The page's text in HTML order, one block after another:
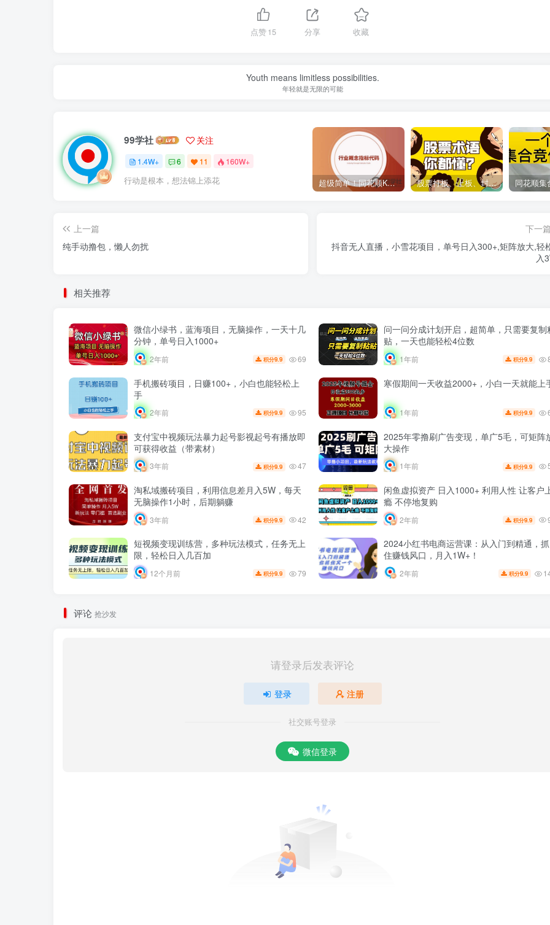
点赞15 分享 收藏
Youth means limitless possibilities.
年轻就是无限的可能
99学社 关注
1.4W+ 6 11 160W+
行动是根本，想法锦上添花 超级简单！同花顺K线界面显示行业概念指标代码图解 股票打板、上板、封板、翘板、炸板是什么意思？炒股你必须懂的暗语！
上一篇
纯手动撸包，懒人勿扰
下一篇
抖音无人直播，小雪花项目，单号日入300+,矩阵放大,轻
入
相关推荐
微信小绿书，蓝海项目，无脑操作，一天十几
分钟，单号日入1000+
2年前 积分9.9 69
问一问分成计划开启，超简单，只需要复制
贴，一天也能轻松4位数
1年前 积分9.9
手机搬砖项目，日赚100+，小白也能轻松上
手
2年前 积分9.9 95
寒假期间一天收益2000+，小白一天就能上
1年前 积分9.9
支付宝中视频玩法暴力起号影视起号有播放即
可获得收益（带素材）
3年前 积分9.9 47
2025年零撸刷广告变现，单广5毛，可矩阵
大操作
1年前 积分9.9
淘私域搬砖项目，利用信息差月入5W，每天
无脑操作1小时，后期躺赚
3年前 积分9.9 42
闲鱼虚拟资产 日入1000+ 利用人性 让客户上
瘾 不停地复购
2年前 积分9.9
短视频变现训练营，多种玩法模式，任务无上
限，轻松日入几百加
12个月前 积分9.9 79
2024小红书电商运营课：从入门到精通，抓
住赚钱风口，月入1W+！
2年前 积分9.9
评论 抢沙发
请登录后发表评论
登录 注册
社交账号登录
微信登录